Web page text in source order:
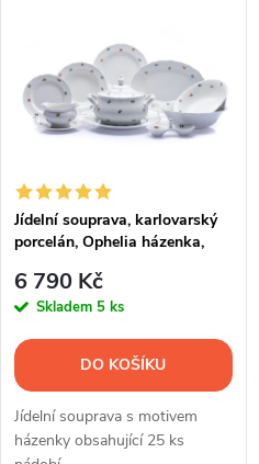
e
n
í
p
r
o
d
Abecedně
p
s
p
r
o
d
Jídelní souprava, karlovarský
porcelán, Ophelia házenka,
6 790 Kč
Skladem 5 ks
DO KOŠÍKU
Jídelní souprava s motivem
házenky obsahující 25 ks